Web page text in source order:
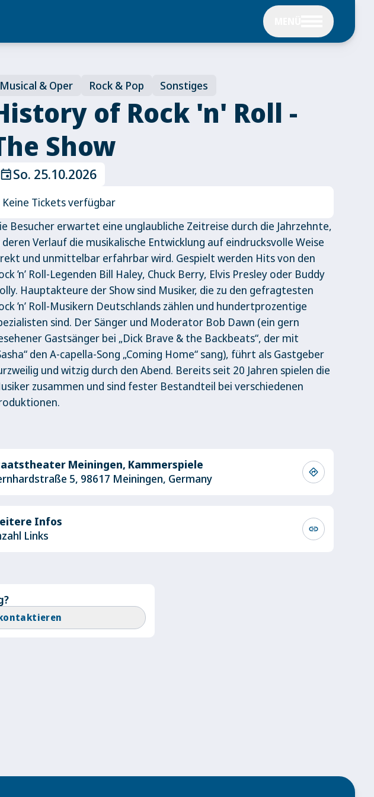
Musical & Oper Rock & Pop Sonstiges
of Rock 'n' Roll -
Show
eventSo. 25.10.2026
Keine Tickets verfügbar
Besucher erwartet eine unglaubliche Zeitreise durch die Jahrzehnte,
deren Verlauf die musikalische Entwicklung auf eindrucksvolle Weise
und unmittelbar erfahrbar wird. Gespielt werden Hits von den
’n’ Roll-Legenden Bill Haley, Chuck Berry, Elvis Presley oder Buddy
Hauptakteure der Show sind Musiker, die zu den gefragtesten
’n’ Roll-Musikern Deutschlands zählen und hundertprozentige
sind. Der Sänger und Moderator Bob Dawn (ein gern
Gastsänger bei „Dick Brave & the Backbeats“, der mit
den A-capella-Song „Coming Home“ sang), führt als Gastgeber
und witzig durch den Abend. Bereits seit 20 Jahren spielen die
zusammen und sind fester Bestandteil bei verschiedenen
Meiningen, Kammerspiele
5, 98617 Meiningen, Germany
directions
Infos
Links
link